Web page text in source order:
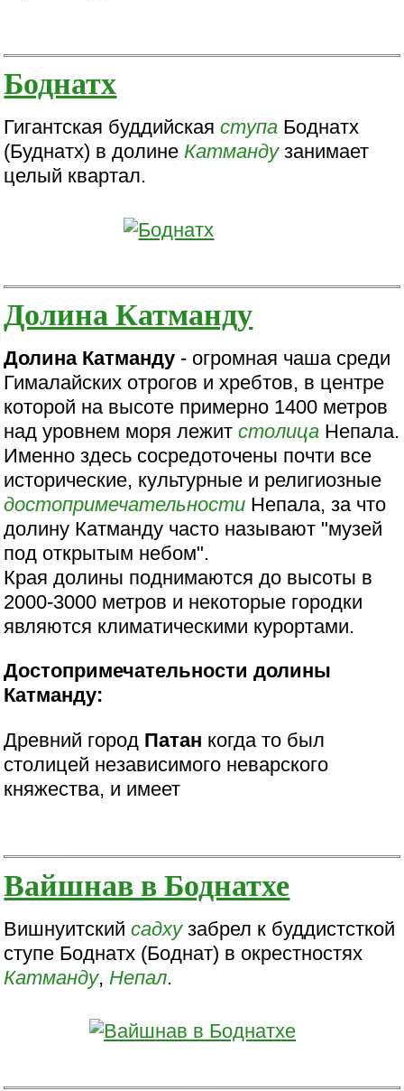
Боднатх
Гигантская буддийскаяступа Боднатх
(Буднатх) в долинеКатмандузанимает
целый квартал.
Долина Катманду
Долина Катманду - огромная чаша среди
Гималайских отрогов и хребтов, в центре
которой на высоте примерно 1400 метров
над уровнем моря лежитстолица Непала.
Именно здесь сосредоточены почти все
исторические, культурные и религиозные
достопримечательности Непала, за что
долину Катманду часто называют "музей
под открытым небом".
Края долины поднимаются до высоты в
2000-3000 метров и некоторые городки
являются климатическими курортами.
Достопримечательности долины
Катманду:
Древний город Патан когда то был
столицей независимого неварского
княжества, и имеет
Вайшнав в Боднатхе
Вишнуитскийсадхузабрел к буддистсткой
ступе Боднатх (Боднат) в окрестностях
Катманду, Непал.